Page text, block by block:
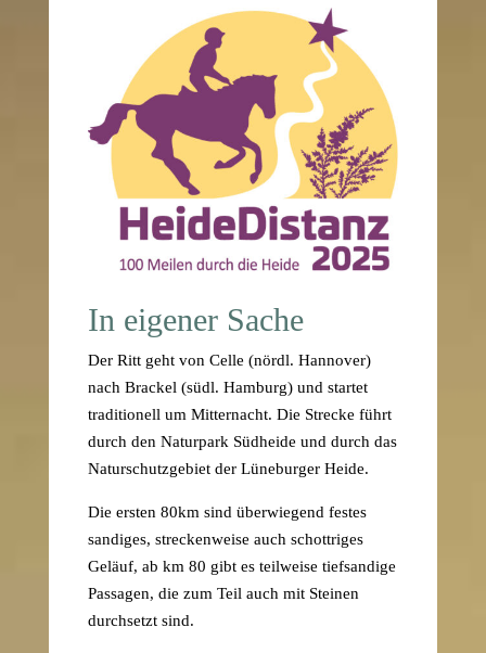
In eigener Sache
Der Ritt geht von Celle (nördl. Hannover)
nach Brackel (südl. Hamburg) und startet
traditionell um Mitternacht. Die Strecke führt
durch den Naturpark Südheide und durch das
Naturschutzgebiet der Lüneburger Heide.
Die ersten 80km sind überwiegend festes
sandiges, streckenweise auch schottriges
Geläuf, ab km 80 gibt es teilweise tiefsandige
Passagen, die zum Teil auch mit Steinen
durchsetzt sind.